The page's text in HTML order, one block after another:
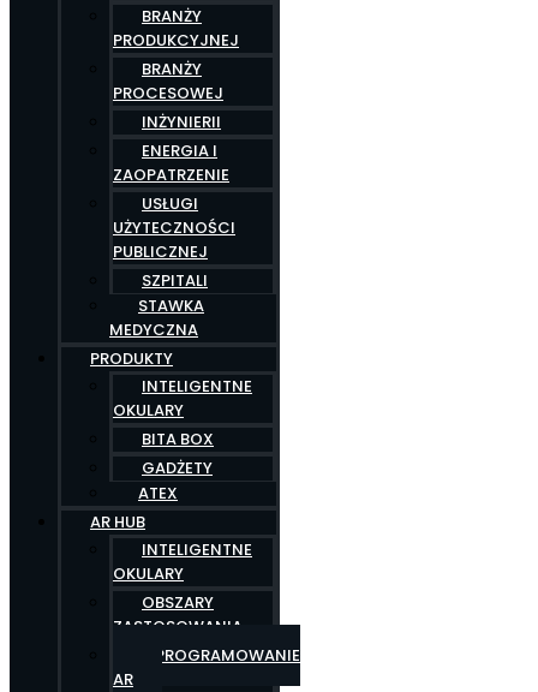
BRANŻY
PRODUKCYJNEJ
BRANŻY
PROCESOWEJ
INŻYNIERII
ENERGIA I
ZAOPATRZENIE
USŁUGI
UŻYTECZNOŚCI
PUBLICZNEJ
SZPITALI
STAWKA
MEDYCZNA
PRODUKTY
INTELIGENTNE
OKULARY
BITA BOX
GADŻETY
ATEX
AR HUB
INTELIGENTNE
OKULARY
OBSZARY
ZASTOSOWANIA
OPROGRAMOWANIE
AR